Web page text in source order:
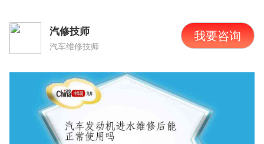
汽修技师
汽车维修技师
我要咨询